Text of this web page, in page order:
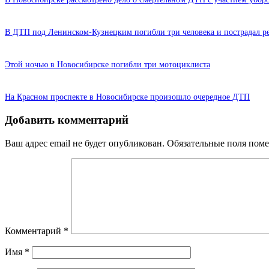
В ДТП под Ленинском-Кузнецким погибли три человека и пострадал
Этой ночью в Новосибирске погибли три мотоциклиста
На Красном проспекте в Новосибирске произошло очередное ДТП
Добавить комментарий
Ваш адрес email не будет опубликован. Обязательные поля
Комментарий *
Имя *